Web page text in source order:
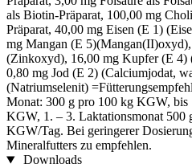
als Biotin-Präparat, 100,00 mg
Präparat, 40,00 mg Eisen (E 1)
mg Mangan (E
(Zinkoxyd), 16,00 mg Kupfer (E 4)
0,80 mg Jod (E 2) (Calciumjodat,
(Natriumselenit)
Monat: 300 g pro 100 kg KGW,
KGW, 1. – 3. Laktationsmonat 500
KGW/Tag. Bei geringerer
Mineralfutters zu empfehlen.
Downloads